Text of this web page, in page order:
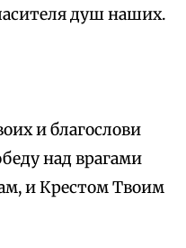
душ наших.
и благослови
над врагами
и Крестом Твоим